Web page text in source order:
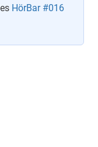
HörBar #016